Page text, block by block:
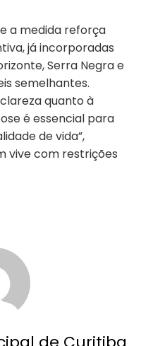
a medida reforça
já incorporadas
Serra Negra e
semelhantes.
quanto à
é essencial para
de vida”,
vive com restrições